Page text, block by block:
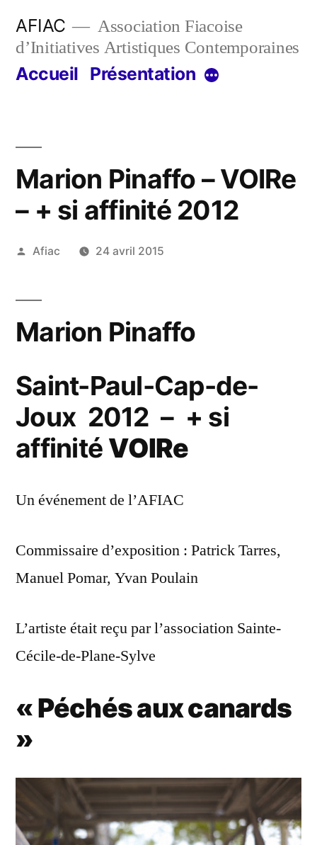
contenu
AFIAC
Association Fiacoise
d’Initiatives Artistiques Contemporaines
Accueil Présentation Plus
Marion Pinaffo – VOIRe
– + si affinité 2012
Publié
Afiac 24 avril 2015
Marion Pinaffo
Saint-Paul-Cap-de-
Joux 2012 – + si
affinité VOIRe
Un événement de l’AFIAC
Commissaire d’exposition : Patrick Tarres,
Manuel Pomar, Yvan Poulain
L’artiste était reçu par l’association Sainte-
Cécile-de-Plane-Sylve
« Péchés aux canards
»